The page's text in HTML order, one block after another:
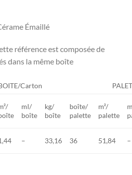
Émaillé
référence est composée de
dans la même boîte
Carton
ml/
boîte
kg/
boîte
boîte/
palette
m²/
palette
– 33,16 36 51,84 –